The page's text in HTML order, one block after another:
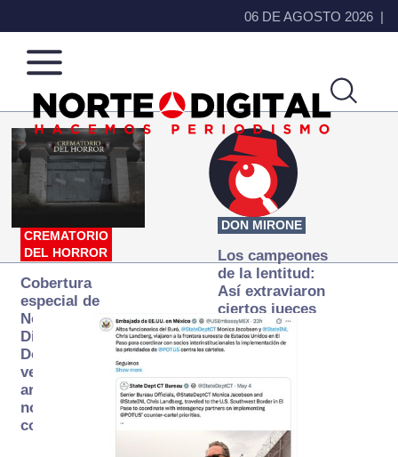
06 DE AGOSTO 2026
Norte
de
Ciudad
Más
que
noticias,
hacemos periodismo
CREMATORIO
DEL HORROR
Cobertura
especial de
Norte
Digital:
Donde la
verdad
arde… pero
no se
consume
DON MIRONE
Los campeones
de la lentitud:
Así extraviaron
ciertos jueces
la justicia
expedita